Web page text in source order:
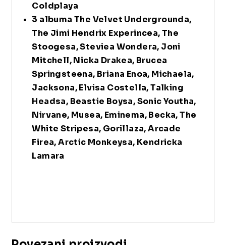
Coldplaya
3 albuma The Velvet Undergrounda,
The Jimi Hendrix Experincea, The
Stoogesa, Steviea Wondera, Joni
Mitchell, Nicka Drakea, Brucea
Springsteena, Briana Enoa, Michaela,
Jacksona, Elvisa Costella, Talking
Headsa, Beastie Boysa, Sonic Youtha,
Nirvane, Musea, Eminema, Becka, The
White Stripesa, Gorillaza, Arcade
Firea, Arctic Monkeysa, Kendricka
Lamara